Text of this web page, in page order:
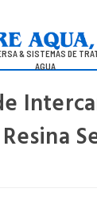
& SISTEMAS DE
AGUA